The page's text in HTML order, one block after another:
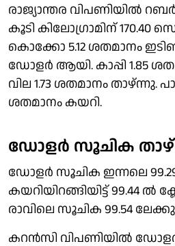
രാജ്യാന്തര വിപണിയില്‍ റബര്‍
കൂടി കിലോഗ്രാമിന് 170.40
കൊക്കോ 5.12 ശതമാനം
ഡോളര്‍ ആയി. കാപ്പി 1.85
വില 1.73 ശതമാനം താഴ്ന്നു.
ശതമാനം കയറി.
ഡോളര്‍ സൂചിക
ഡോളര്‍ സൂചിക ഇന്നലെ
കയറിയിറങ്ങിയിട്ട് 99.44
രാവിലെ സൂചിക 99.54
കറന്‍സി വിപണിയില്‍